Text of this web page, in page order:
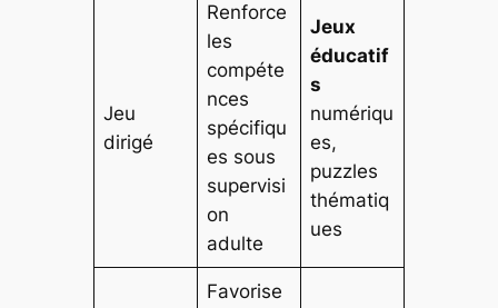
Jeu
dirigé
Renforce
les
compéte
nces
spécifiqu
es sous
supervisi
on
adulte
Jeux
éducatif
s
numériqu
es,
puzzles
thématiq
ues
Favorise